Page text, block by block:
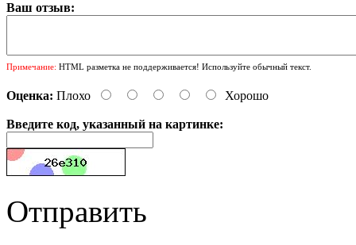
Ваш отзыв:
Примечание: HTML разметка не поддерживается! Используйте обычный текст.
Оценка: Плохо Хорошо
Введите код, указанный на картинке:
Отправить